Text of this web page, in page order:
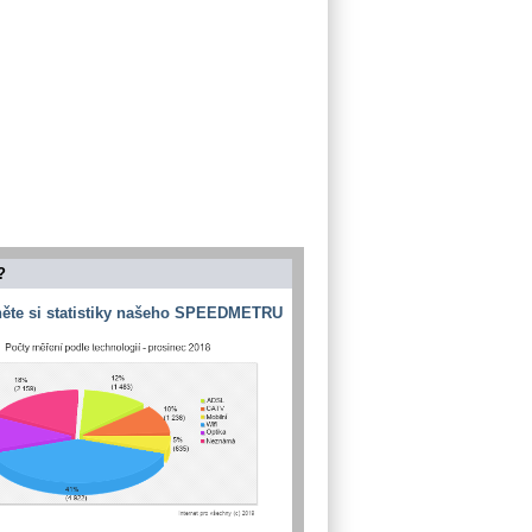
si statistiky našeho SPEEDMETRU